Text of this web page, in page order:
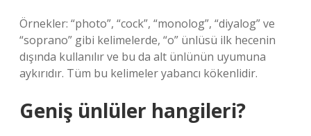
Örnekler: “photo”, “cock”, “monolog”, “diyalog” ve
“soprano” gibi kelimelerde, “o” ünlüsü ilk hecenin
dışında kullanılır ve bu da alt ünlünün uyumuna
aykırıdır. Tüm bu kelimeler yabancı kökenlidir.
Geniş ünlüler hangileri?